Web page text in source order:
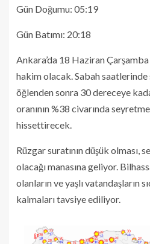
Gün Doğumu: 05:19
Gün Batımı: 20:18
Ankara’da 18 Haziran
hakim olacak. Sabah saatlerinde
öğlenden sonra 30 dereceye
oranının %38 civarında
hissettirecek.
Rüzgar suratının düşük olması,
olacağı manasına geliyor.
olanların ve yaşlı vatandaşların
kalmaları tavsiye ediliyor.